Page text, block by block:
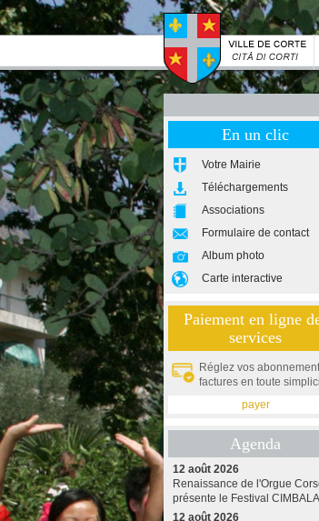
En un clic
Votre Mairie
Téléchargements
Associations
Formulaire de contact
Album photo
Carte interactive
Paiement en ligne
services
Réglez vos
factures en toute
payer
Agenda
12 août 2026
Renaissance de l'Orgue
présente le Festival
12 août 2026